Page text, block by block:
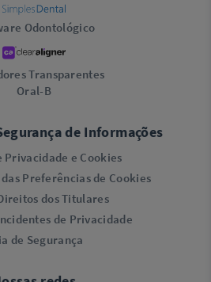
Odontológico
Transparentes
Oral-B
de Informações
Privacidade e Cookies
Preferências de Cookies
dos Titulares
de Privacidade
de Segurança